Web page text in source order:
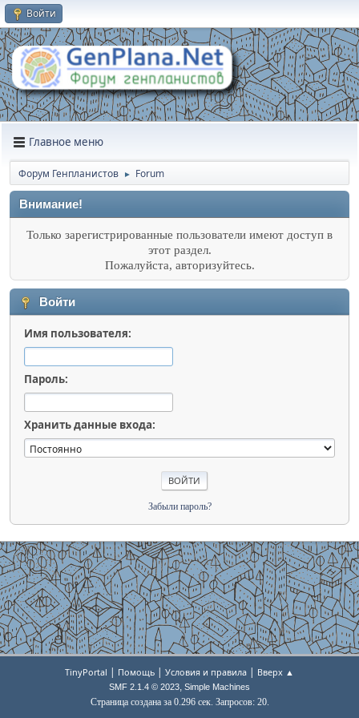
Войти
Главное меню
Форум Генпланистов ► Forum
Внимание!
Только зарегистрированные пользователи имеют доступ в
этот раздел.
Пожалуйста, авторизуйтесь.
Войти
Имя пользователя:
Пароль:
Хранить данные входа:
Забыли пароль?
TinyPortal | Помощь | Условия и правила | Вверх ▲
SMF 2.1.4 © 2023, Simple Machines
Страница создана за 0.296 сек. Запросов: 20.